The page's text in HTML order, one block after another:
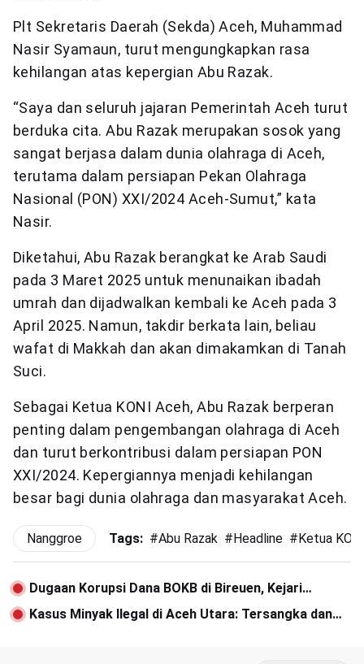
Plt Sekretaris Daerah (Sekda) Aceh, Muhammad
Nasir Syamaun, turut mengungkapkan rasa
kehilangan atas kepergian Abu Razak.
“Saya dan seluruh jajaran Pemerintah Aceh turut
berduka cita. Abu Razak merupakan sosok yang
sangat berjasa dalam dunia olahraga di Aceh,
terutama dalam persiapan Pekan Olahraga
Nasional (PON) XXI/2024 Aceh-Sumut,” kata
Nasir.
Diketahui, Abu Razak berangkat ke Arab Saudi
pada 3 Maret 2025 untuk menunaikan ibadah
umrah dan dijadwalkan kembali ke Aceh pada 3
April 2025. Namun, takdir berkata lain, beliau
wafat di Makkah dan akan dimakamkan di Tanah
Suci.
Sebagai Ketua KONI Aceh, Abu Razak berperan
penting dalam pengembangan olahraga di Aceh
dan turut berkontribusi dalam persiapan PON
XXI/2024. Kepergiannya menjadi kehilangan
besar bagi dunia olahraga dan masyarakat Aceh.
Nanggroe Tags: #Abu Razak #Headline #Ketua
Dugaan Korupsi Dana BOKB di Bireuen, Kejari
Tingkatkan ke Tahap Penyidikan
Kasus Minyak Ilegal di Aceh Utara: Tersangka dan